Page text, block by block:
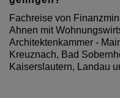
Ahnen mit
Architektenkammer -
Kreuznach, Bad
Kaiserslautern, Landau